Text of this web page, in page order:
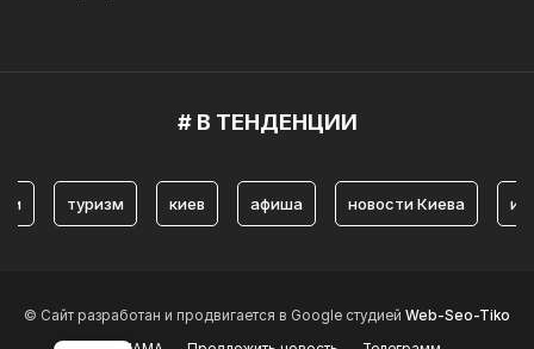
# В ТЕНДЕНЦИИ
туризм киев афиша новости Киева история
© Сайт разработан и продвигается в Google студией Web-Seo-Tiko